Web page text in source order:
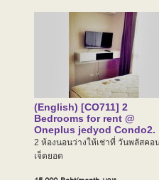
(English) [CO711] 2
Bedrooms for rent @
Oneplus jedyod Condo2.
2 ห้องนอนว่างให้เช่าที่ วันพลัสคอ
เจ็ดยอด